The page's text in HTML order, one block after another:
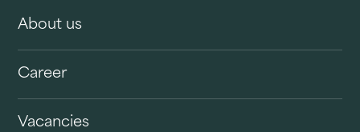
About us
Career
Vacancies